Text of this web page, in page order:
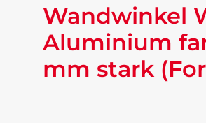
Wandwinkel
Aluminium
mm stark